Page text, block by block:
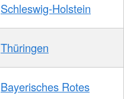
Schleswig-Holstein
Thüringen
Bayerisches Rotes